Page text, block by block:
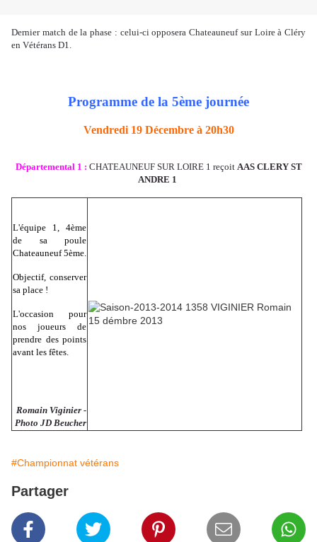
Dernier match de la phase : celui-ci opposera Chateauneuf sur Loire à Cléry
en Vétérans D1.
Programme de la 5ème journée
Vendredi 19 Décembre à 20h30
Départemental 1 : CHATEAUNEUF SUR LOIRE 1 reçoit AAS CLERY ST
ANDRE 1
L'équipe 1, 4ème
de sa poule
Chateauneuf 5ème.
Objectif, conserver
sa place !
L'occasion pour
nos joueurs de
prendre des points
avant les fêtes.
Romain Viginier -
Photo JD Beucher
#Championnat vétérans
Partager